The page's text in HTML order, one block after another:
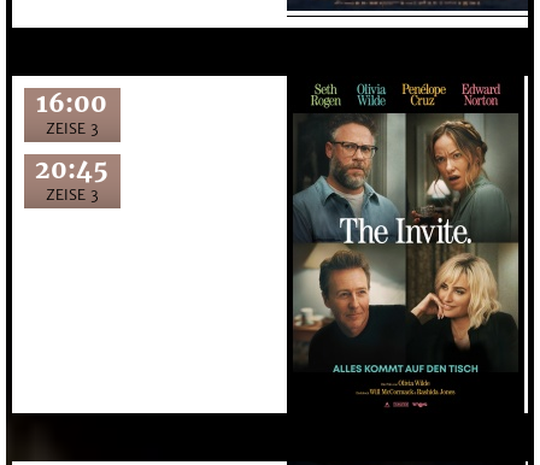
16:00
ZEISE 3
20:45
ZEISE 3